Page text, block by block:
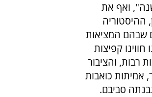
ואף את
ההיסטוריה
שבהם המציאות
קפיצות
רבות, והציבור
אמיתות כואבות
סביבם.